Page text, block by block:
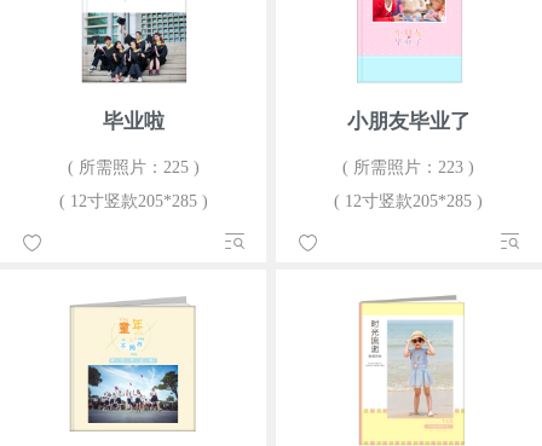
毕业啦
( 所需照片：225 )
( 12寸竖款205*285 )
小朋友毕业了
( 所需照片：223 )
( 12寸竖款205*285 )